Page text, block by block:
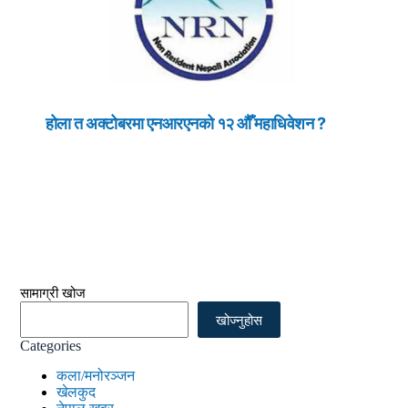
होला त अक्टोबरमा एनआरएनको १२ औँ महाधिवेशन ?
सामाग्री खोज
खोज्नुहोस
Categories
कला/मनोरञ्जन
खेलकुद